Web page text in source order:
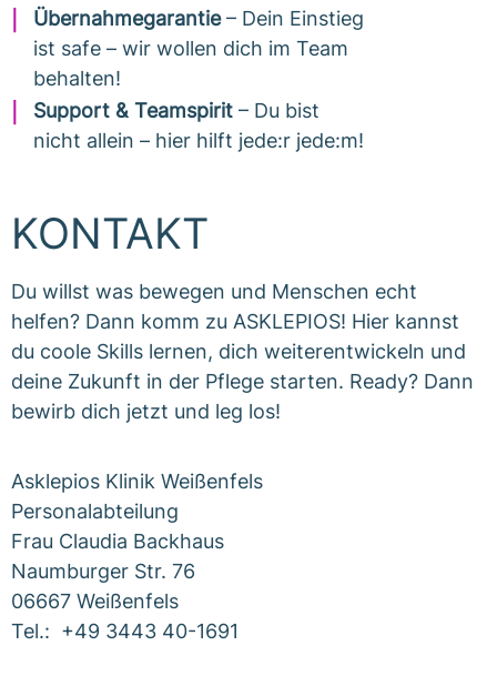
Übernahmegarantie– Dein Einstieg
ist safe – wir wollen dich im Team
behalten!
Support & Teamspirit – Du bist
nicht allein – hier hilft jede:r jede:m!
KONTAKT
Du willst was bewegen und Menschen echt
helfen? Dann komm zu ASKLEPIOS! Hier kannst
du coole Skills lernen, dich weiterentwickeln und
deine Zukunft in der Pflege starten. Ready? Dann
bewirb dich jetzt und leg los!
Asklepios Klinik Weißenfels
Personalabteilung
Frau Claudia Backhaus
Naumburger Str. 76
06667 Weißenfels
Tel.: +49 3443 40-1691